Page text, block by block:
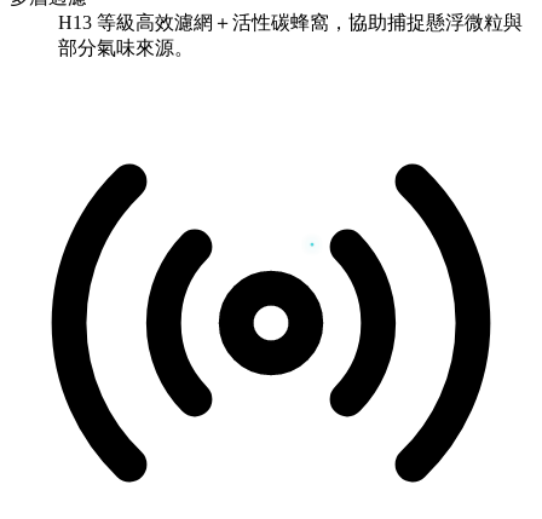
H13 等級高效濾網＋活性碳蜂窩，協助捕捉懸浮微粒與
部分氣味來源。